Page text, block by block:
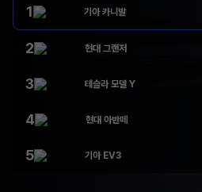
1 기아 카니발
2 현대 그랜저
3 테슬라 모델 Y
4 현대 아반떼
5 기아 EV3